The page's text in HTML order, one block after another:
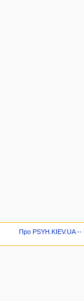
Про PSYH.KIEV.UA --